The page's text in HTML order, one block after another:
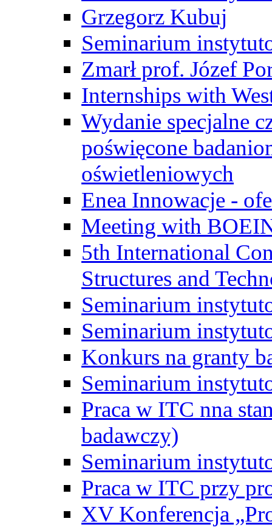
Grzegorz Kubuj
Seminarium
Zmarł prof. Józef
Internships with
Wydanie specjalne
poświęcone
oświetleniowych
Enea Innowacje -
Meeting with
5th International
Structures and
Seminarium
Seminarium
Konkurs na granty
Seminarium
Praca w ITC nna
badawczy)
Seminarium
Praca w ITC przy
XV Konferencja